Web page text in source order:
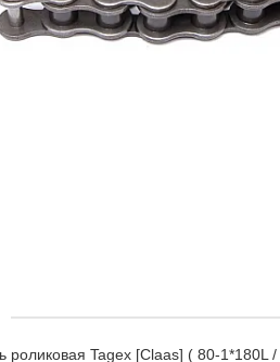
роликовая Tagex [Claas] ( 80-1*180L